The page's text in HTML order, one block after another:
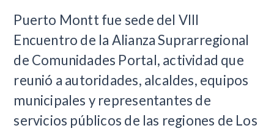
Puerto Montt fue sede del VIII
Encuentro de la Alianza Suprarregional
de Comunidades Portal, actividad que
reunió a autoridades, alcaldes, equipos
municipales y representantes de
servicios públicos de las regiones de Los